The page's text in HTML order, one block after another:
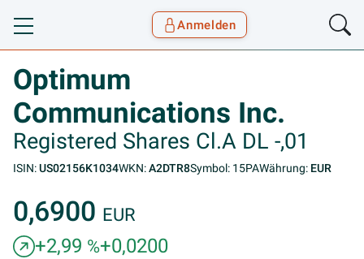
Toggle navigation
Anmelden
Optimum
Communications Inc.
Registered Shares Cl.A DL -,01
ISIN:US02156K1034WKN:A2DTR8Symbol: 15PAWährung: EUR
0,6900 EUR
+2,99 %+0,0200